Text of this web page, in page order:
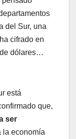
del Sur, una
cifrado en
dólares…
está
que,
ser
la economía